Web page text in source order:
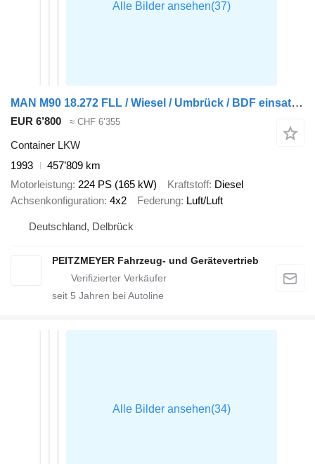
MAN M90 18.272 FLL / Wiesel / Umbrück / BDF einsatzbereit
EUR 6’800 ≈ CHF 6’355
Container LKW
1993
457’809 km
Motorleistung 224 PS (165 kW) Kraftstoff Diesel
Achsenkonfiguration 4x2 Federung Luft/Luft
Deutschland, Delbrück
PEITZMEYER Fahrzeug- und Gerätevertrieb
seit 5 Jahren bei Autoline